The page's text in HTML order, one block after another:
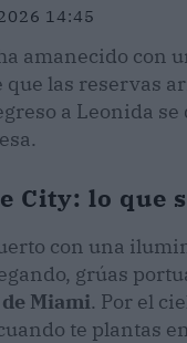
14:45
amanecido con
las reservas
a Leonida
City: lo que
con una
grúas
Miami. Por el
te plantas